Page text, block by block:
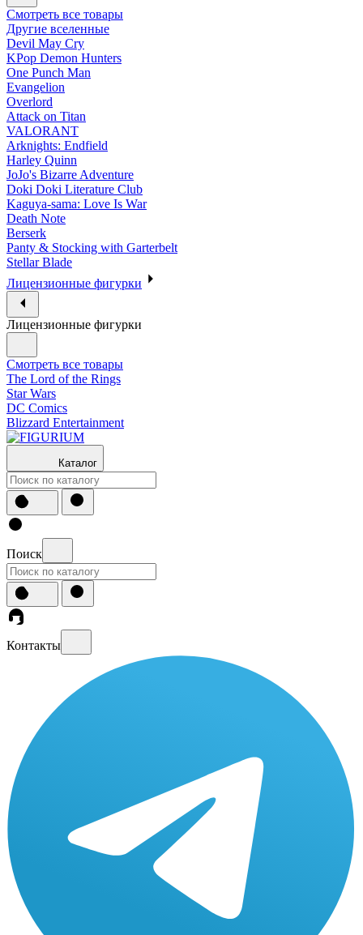
Смотреть все товары
Другие вселенные
Devil May Cry
KPop Demon Hunters
One Punch Man
Evangelion
Overlord
Attack on Titan
VALORANT
Arknights: Endfield
Harley Quinn
JoJo's Bizarre Adventure
Doki Doki Literature Club
Kaguya-sama: Love Is War
Death Note
Berserk
Panty & Stocking with Garterbelt
Stellar Blade
Лицензионные фигурки
Лицензионные фигурки
Смотреть все товары
The Lord of the Rings
Star Wars
DC Comics
Blizzard Entertainment
Каталог
Поиск
Контакты